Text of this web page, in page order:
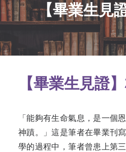
【畢業生見
【畢業生見證
「能夠有生命氣息，是一個
神蹟。」這是筆者在畢業刊
學的過程中，筆者曾患上第